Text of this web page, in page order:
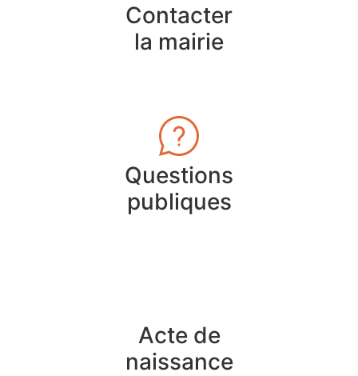
Contacter
la mairie
Questions
publiques
Acte de
naissance